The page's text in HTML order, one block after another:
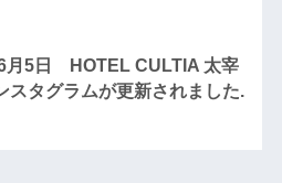
月5日 HOTEL CULTIA 太宰
スタグラムが更新されました.